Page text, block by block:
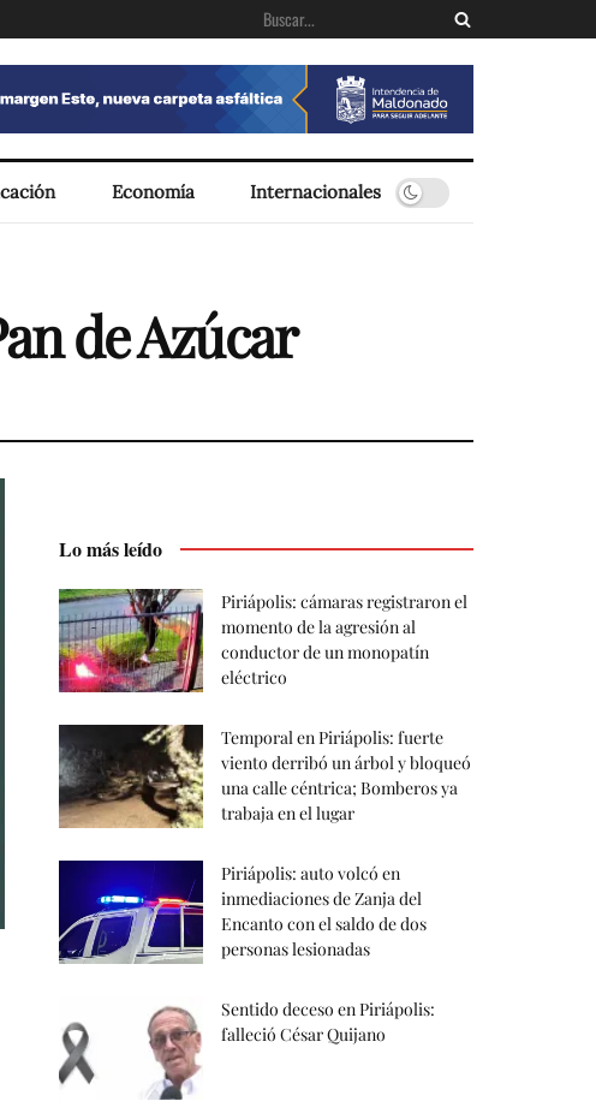
Economía Internacionales
de Azúcar
Lo más leído
Piriápolis: cámaras registraron el
momento de la agresión al
conductor de un monopatín
eléctrico
Temporal en Piriápolis: fuerte
viento derribó un árbol y bloqueó
una calle céntrica; Bomberos ya
trabaja en el lugar
Piriápolis: auto volcó en
inmediaciones de Zanja del
Encanto con el saldo de dos
personas lesionadas
Sentido deceso en Piriápolis:
falleció César Quijano